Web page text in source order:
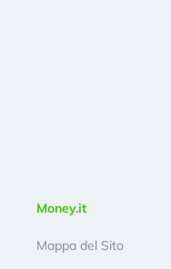
Money.it
Mappa del Sito